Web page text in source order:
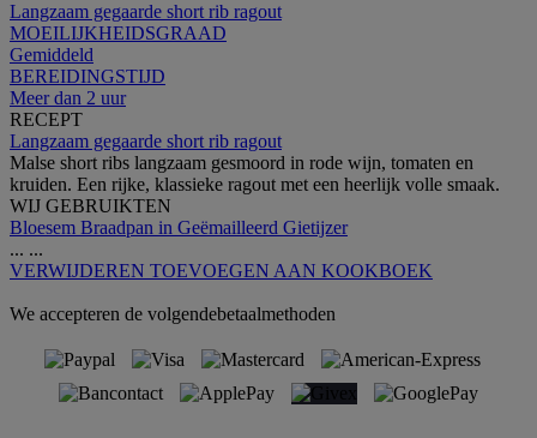
Langzaam gegaarde short rib ragout
MOEILIJKHEIDSGRAAD
Gemiddeld
BEREIDINGSTIJD
Meer dan 2 uur
RECEPT
Langzaam gegaarde short rib ragout
Malse short ribs langzaam gesmoord in rode wijn, tomaten en
kruiden. Een rijke, klassieke ragout met een heerlijk volle smaak.
WIJ GEBRUIKTEN
Bloesem Braadpan in Geëmailleerd Gietijzer
... ...
VERWIJDEREN TOEVOEGEN AAN KOOKBOEK
We accepteren de volgendebetaalmethoden